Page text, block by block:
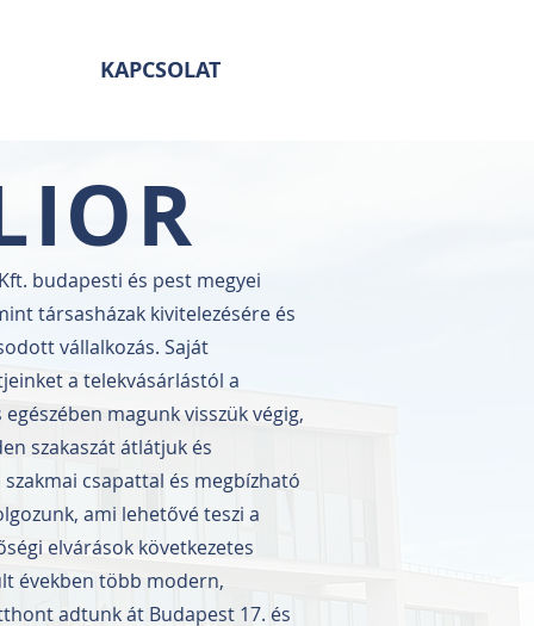
KAPCSOLAT
budapesti és pest megyei
társasházak kivitelezésére és
vállalkozás. Saját
a telekvásárlástól a
magunk visszük végig,
szakaszát átlátjuk és
csapattal és megbízható
ami lehetővé teszi a
elvárások következetes
években több modern,
adtunk át Budapest 17. és